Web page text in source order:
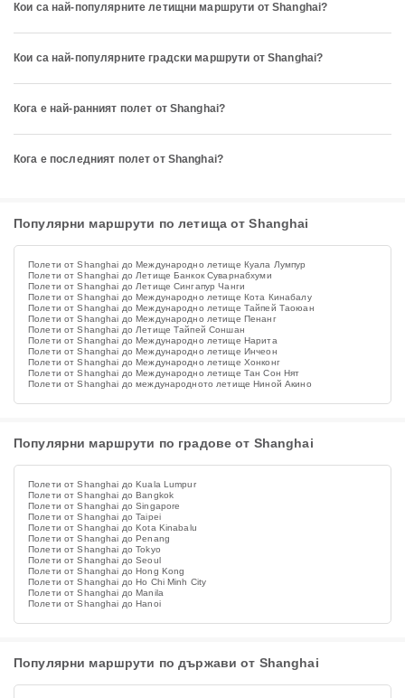
Кои са най-популярните летищни маршрути от Shanghai?
Кои са най-популярните градски маршрути от Shanghai?
Кога е най-ранният полет от Shanghai?
Кога е последният полет от Shanghai?
Популярни маршрути по летища от Shanghai
Полети от Shanghai до Международно летище Куала Лумпур
Полети от Shanghai до Летище Банкок Суварнабхуми
Полети от Shanghai до Летище Сингапур Чанги
Полети от Shanghai до Международно летище Кота Кинабалу
Полети от Shanghai до Международно летище Тайпей Таоюан
Полети от Shanghai до Международно летище Пенанг
Полети от Shanghai до Летище Тайпей Соншан
Полети от Shanghai до Международно летище Нарита
Полети от Shanghai до Международно летище Инчеон
Полети от Shanghai до Международно летище Хонконг
Полети от Shanghai до Международно летище Тан Сон Нят
Полети от Shanghai до международното летище Ниной Акино
Популярни маршрути по градове от Shanghai
Полети от Shanghai до Kuala Lumpur
Полети от Shanghai до Bangkok
Полети от Shanghai до Singapore
Полети от Shanghai до Taipei
Полети от Shanghai до Kota Kinabalu
Полети от Shanghai до Penang
Полети от Shanghai до Tokyo
Полети от Shanghai до Seoul
Полети от Shanghai до Hong Kong
Полети от Shanghai до Ho Chi Minh City
Полети от Shanghai до Manila
Полети от Shanghai до Hanoi
Популярни маршрути по държави от Shanghai